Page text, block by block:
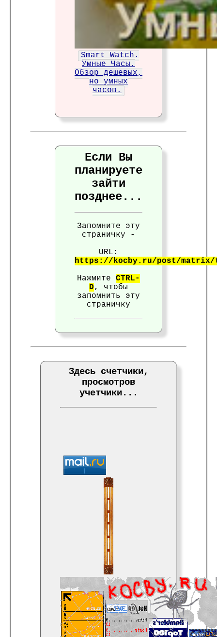
Smart Watch.
Умные Часы.
Обзор дешевых,
но умных
часов.
Если Вы
планируете
зайти
позднее...
Запомните эту
страничку -
URL:
https://kocby.ru/post/matrix/
Нажмите CTRL-
D, чтобы
запомнить эту
страничку
Здесь счетчики,
просмотров
учетчики...